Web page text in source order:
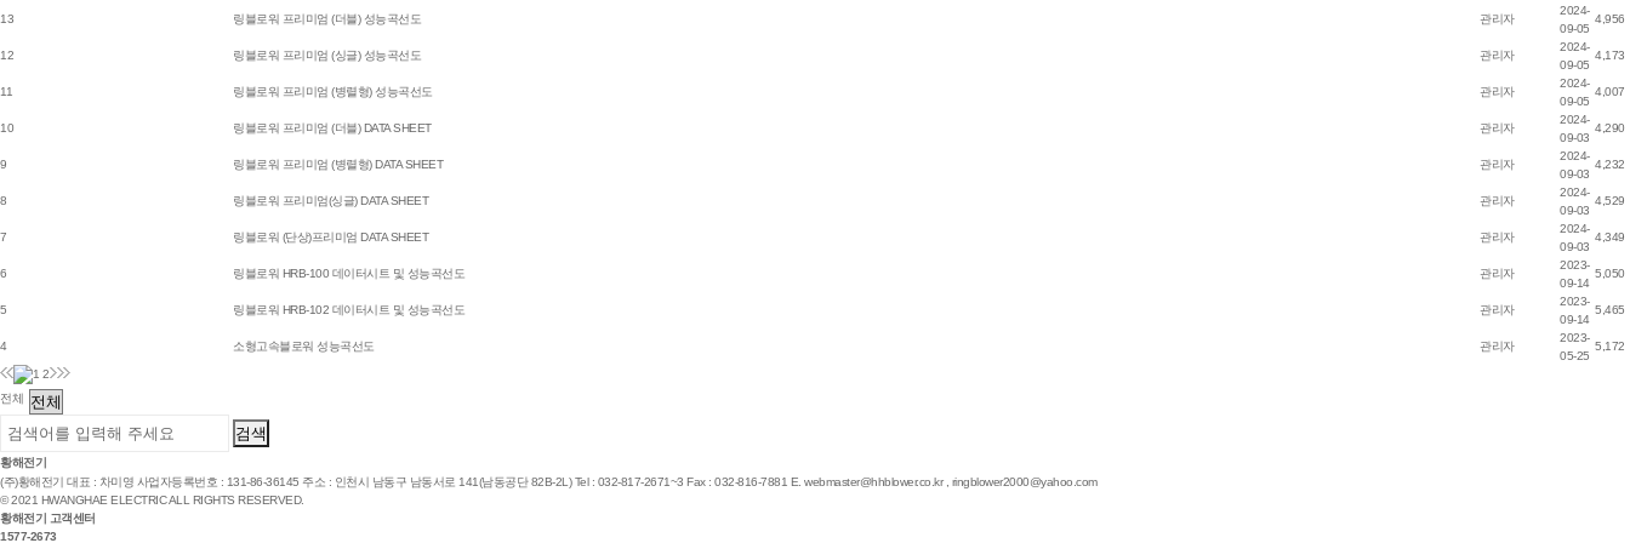
13 링블로워 프리미엄 (더블) 성능곡선도 관리자
2024-
09-05
4,956
12 링블로워 프리미엄 (싱글) 성능곡선도 관리자
2024-
09-05
4,173
11 링블로워 프리미엄 (병렬형) 성능곡선도 관리자
2024-
09-05
4,007
10 링블로워 프리미엄 (더블) DATA SHEET 관리자
2024-
09-03
4,290
9 링블로워 프리미엄 (병렬형) DATA SHEET 관리자
2024-
09-03
4,232
8 링블로워 프리미엄(싱글) DATA SHEET 관리자
2024-
09-03
4,529
7 링블로워 (단상)프리미엄 DATA SHEET 관리자
2024-
09-03
4,349
6 링블로워 HRB-100 데이터시트 및 성능곡선도 관리자
2023-
09-14
5,050
5 링블로워 HRB-102 데이터시트 및 성능곡선도 관리자
2023-
09-14
5,465
4 소형고속블로워 성능곡선도 관리자
2023-
05-25
5,172
1 2
전체
황해전기
(주)황해전기 대표 : 차미영 사업자등록번호 : 131-86-36145 주소 : 인천시 남동구 남동서로 141(남동공단 82B-2L) Tel : 032-817-2671~3 Fax : 032-816-7881 E. webmaster@hhblower.co.kr, ringblower2000@yahoo.com
© 2021 HWANGHAE ELECTRIC ALL RIGHTS RESERVED.
황해전기 고객센터
1577-2673